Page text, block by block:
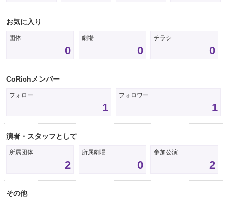
お気に入り
団体
0
劇場
0
チラシ
0
CoRichメンバー
フォロー
1
フォロワー
1
演者・スタッフとして
所属団体
2
所属劇場
0
参加公演
2
その他